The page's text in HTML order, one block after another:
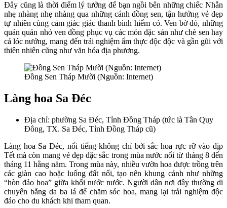
Đây cũng là thời điểm lý tưởng để bạn ngồi bên những chiếc Nhẫn
nhẹ nhàng nhẹ nhàng qua những cánh đồng sen, tận hưởng vẻ đẹp
tự nhiên cùng cảm giác giác thanh bình hiếm có. Ven bờ đó, những
quán quán nhỏ ven đồng phục vụ các món đặc sản như chè sen hay
cá lóc nướng, mang đến trải nghiệm ẩm thực độc độc và gần gũi với
thiên nhiên cũng như văn hóa địa phương.
Đồng Sen Tháp Mười (Nguồn: Internet)
Làng hoa Sa Đéc
Địa chỉ: phường Sa Đéc, Tỉnh Đồng Tháp (tức là Tân Quy
Đông, TX. Sa Đéc, Tỉnh Đồng Tháp cũ)
Làng hoa Sa Đéc, nổi tiếng không chỉ bởi sắc hoa rực rỡ vào dịp
Tết mà còn mang vẻ đẹp đặc sắc trong mùa nước nổi từ tháng 8 đến
tháng 11 hằng năm. Trong mùa này, nhiều vườn hoa được trồng trên
các giàn cao hoặc luống đất nổi, tạo nên khung cảnh như những
“hòn đảo hoa” giữa khối nước nước. Người dân nơi đây thường di
chuyển bằng da ba lá để chăm sóc hoa, mang lại trải nghiệm độc
đáo cho du khách khi tham quan.